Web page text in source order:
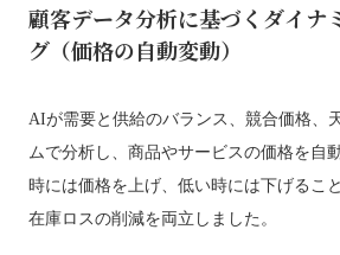
顧客データ分析に基づくダイナ
グ（価格の自動変動）
AIが需要と供給のバランス、競合価格、
ムで分析し、商品やサービスの価格を自
時には価格を上げ、低い時には下げるこ
在庫ロスの削減を両立しました。